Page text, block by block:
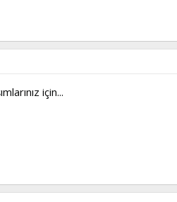
için...